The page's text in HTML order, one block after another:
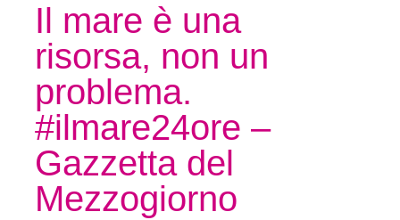
Il mare è una
risorsa, non un
problema.
#ilmare24ore –
Gazzetta del
Mezzogiorno